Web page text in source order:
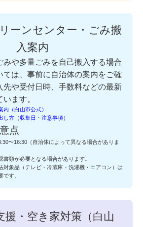
ーンセンター・ごみ搬
入案内
みや多量ごみを自己搬入する場合
ては、事前に自治体の案内をご確
先や受付日時、手数料などの最新
ます。
内（白山市公式）
し方（収集日・注意事項）
点
〜16:30（自治体によって異なる場合がありま
書類が必要となる場合があります。
対象品（テレビ・冷蔵庫・洗濯機・エアコン）は
です。
援・空き家対策（白山